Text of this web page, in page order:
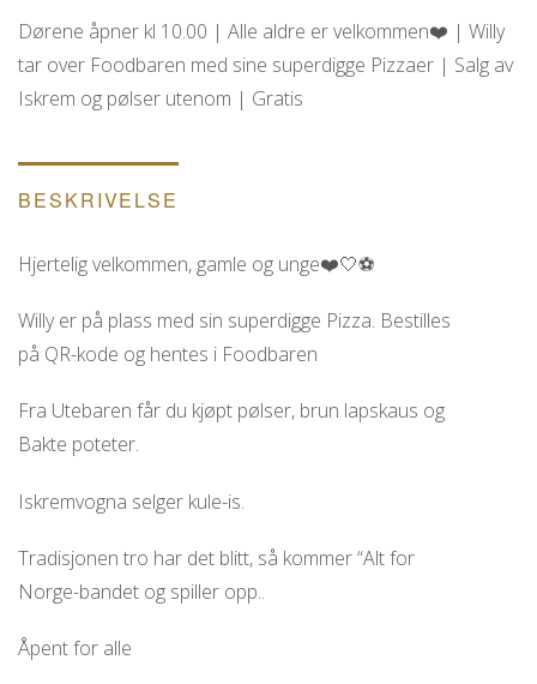
Dørene åpner kl 10.00 | Alle aldre er velkommen❤️ | Willy
tar over Foodbaren med sine superdigge Pizzaer | Salg av
Iskrem og pølser utenom | Gratis
BESKRIVELSE
Hjertelig velkommen, gamle og unge❤️🤍⚽️
Willy er på plass med sin superdigge Pizza. Bestilles
på QR-kode og hentes i Foodbaren
Fra Utebaren får du kjøpt pølser, brun lapskaus og
Bakte poteter.
Iskremvogna selger kule-is.
Tradisjonen tro har det blitt, så kommer “Alt for
Norge-bandet og spiller opp..
Åpent for alle